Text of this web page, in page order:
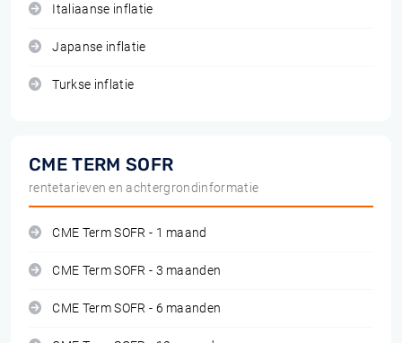
Italiaanse inflatie
Japanse inflatie
Turkse inflatie
CME TERM SOFR
rentetarieven en achtergrondinformatie
CME Term SOFR - 1 maand
CME Term SOFR - 3 maanden
CME Term SOFR - 6 maanden